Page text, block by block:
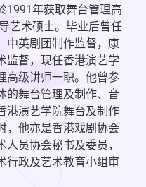
1991年获取舞台管理高
艺术硕士。毕业后曾任
中英剧团制作监督，康
监督，现任香港演艺学
高级讲师一职。他曾参
的舞台管理及制作、音
港演艺学院舞台及制作
，他亦是香港戏剧协会
员协会秘书及委员，
行政及艺术教育小组审